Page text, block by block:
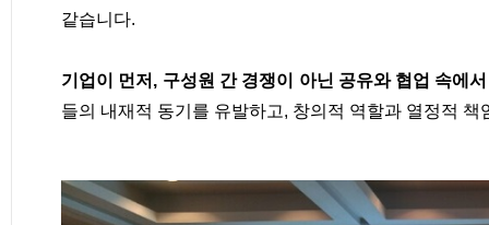
같습니다.
기업이 먼저, 구성원 간 경쟁이 아닌 공유와 협업 속에
들의 내재적 동기를 유발하고, 창의적 역할과 열정적 책